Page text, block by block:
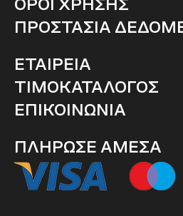
ΠΡΟΣΤΑΣΙΑ
ΕΤΑΙΡΕΙΑ
ΤΙΜΟΚΑΤΑΛΟΓΟΣ
ΕΠΙΚΟΙΝΩΝΙΑ
ΠΛΗΡΩΣΕ ΑΜΕΣΑ